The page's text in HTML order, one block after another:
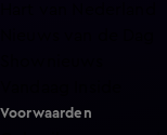
Voorwaarden